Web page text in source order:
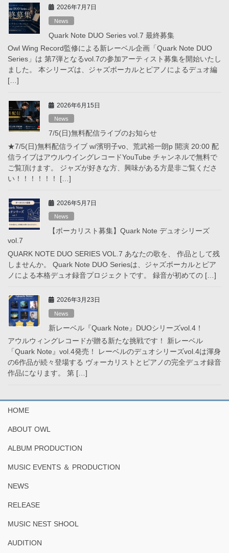
2026年7月7日
News
Quark Note DUO Series vol.7 最終募集
Owl Wing Record監修による新レーベル企画「Quark Note DUO
Series」は 第7弾となるvol.7の参加アーティスト募集を開始いたし
ました。 本シリーズは、ジャズボーカルとピアノによるデュオ編
[…]
2026年6月15日
News
7/5(日)無料配信ライブのお知らせ
★7/5(日)無料配信ライブ w/濱明子vo、荒武裕一朗p 開演 20:00 配
信ライブはアウルウイングレコードYouTube チャンネルで無料で
ご覧頂けます。 ジャズが好きな方、興味がある方是非ご覧くださ
い！！！！！！ […]
2026年5月7日
News
【ボーカリスト募集】Quark Note デュオシリーズ
vol.7
QUARK NOTE DUO SERIES VOL.7 あなたの歌を、 作品として残
しませんか。 Quark Note DUO Seriesは、ジャズボーカルとピア
ノによる本格デュオ録音プロジェクトです。 録音が初めての […]
2026年3月23日
News
新レーベル『Quark Note』DUOシリーズvol.4！
アウルウィングレコードが贈る新たな挑戦です！ 新レーベル
「Quark Note』vol.4発売！ レーベルのデュオシリーズvol.4は渾身
の6作品が続々登場する ヴォーカリストとピアノの完全デュオ録音
作品になります。 第 […]
HOME
ABOUT OWL
ALBUM PRODUCTION
MUSIC EVENTS ＆ PRODUCTION
NEWS
RELEASE
MUSIC NEST SHOOL
AUDITION